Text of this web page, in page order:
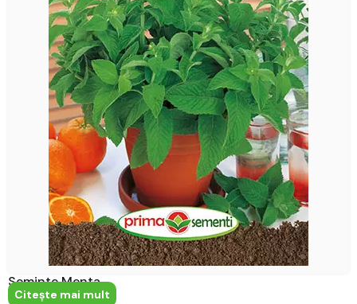
Seminte Menta
Citeşte mai mult